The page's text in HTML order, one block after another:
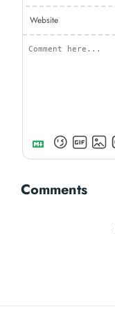
Website
Comments